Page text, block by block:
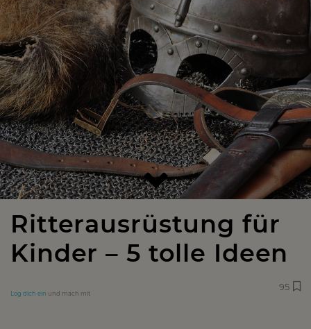
Ritterausrüstung für
Kinder – 5 tolle Ideen
Log dich ein und mach mit
95